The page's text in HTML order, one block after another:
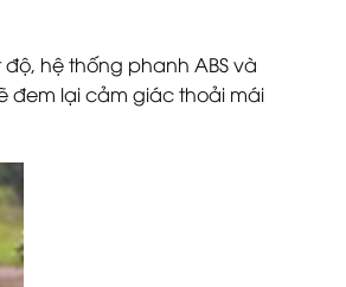
hệ thống phanh ABS và
đem lại cảm giác thoải mái